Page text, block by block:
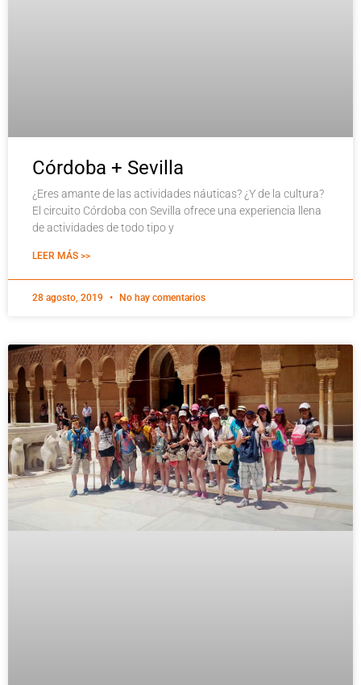
Córdoba + Sevilla
¿Eres amante de las actividades náuticas? ¿Y de la cultura?
El circuito Córdoba con Sevilla ofrece una experiencia llena
de actividades de todo tipo y
LEER MÁS >>
28 agosto, 2019 No hay comentarios